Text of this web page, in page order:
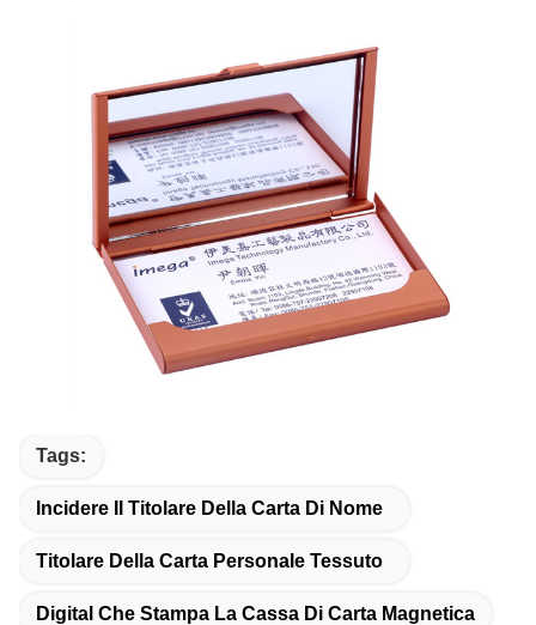
Tags:
Incidere Il Titolare Della Carta Di Nome
Titolare Della Carta Personale Tessuto
Digital Che Stampa La Cassa Di Carta Magnetica